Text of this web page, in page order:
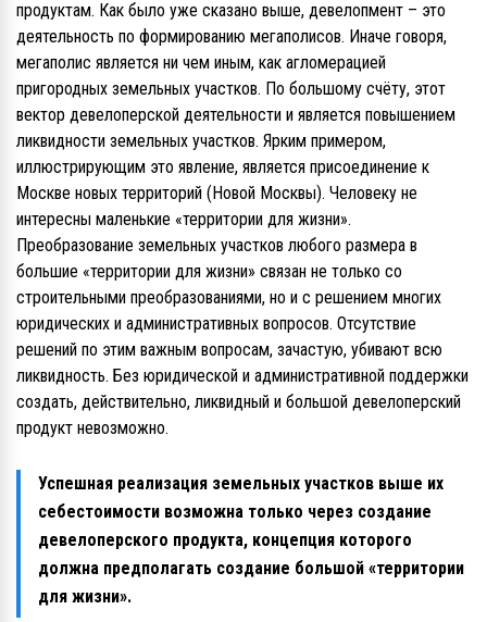
продуктам. Как было уже сказано выше, девелопмент – это
деятельность по формированию мегаполисов. Иначе говоря,
мегаполис является ни чем иным, как агломерацией
пригородных земельных участков. По большому счёту, этот
вектор девелоперской деятельности и является повышением
ликвидности земельных участков. Ярким примером,
иллюстрирующим это явление, является присоединение к
Москве новых территорий (Новой Москвы). Человеку не
интересны маленькие «территории для жизни».
Преобразование земельных участков любого размера в
большие «территории для жизни» связан не только со
строительными преобразованиями, но и с решением многих
юридических и административных вопросов. Отсутствие
решений по этим важным вопросам, зачастую, убивают всю
ликвидность. Без юридической и административной поддержки
создать, действительно, ликвидный и большой девелоперский
продукт невозможно.
Успешная реализация земельных участков выше их
себестоимости возможна только через создание
девелоперского продукта, концепция которого
должна предполагать создание большой «территории
для жизни».